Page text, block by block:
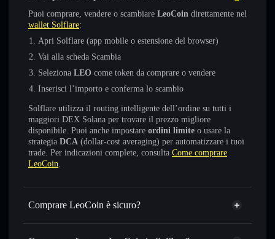
Puoi comprare, vendere o scambiare LeoCoin direttamente nel
wallet Solflare:
Apri Solflare (app mobile o estensione del browser)
Vai alla scheda Scambia
Seleziona LEO come token da comprare o vendere
Inserisci l’importo e conferma lo scambio
Solflare utilizza il routing intelligente dell’ordine su tutti i
maggiori DEX Solana per trovare il prezzo migliore
disponibile. Puoi anche impostare ordini limite o usare la
strategia DCA (dollar-cost averaging) per automatizzare i tuoi
trade. Per indicazioni complete, consulta Come comprare
LeoCoin.
Comprare LeoCoin è sicuro?
LeoCoin non è verificato